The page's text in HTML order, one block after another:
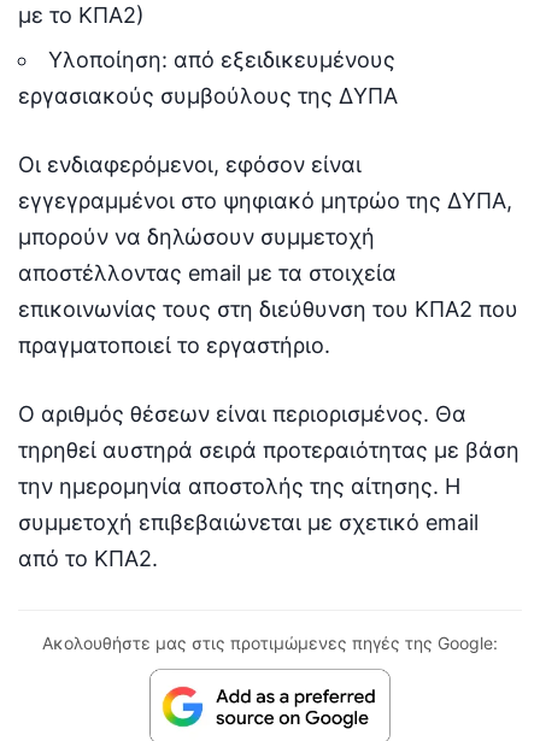
με το ΚΠΑ2)
Υλοποίηση: από εξειδικευμένους
εργασιακούς συμβούλους της ΔΥΠΑ
Οι ενδιαφερόμενοι, εφόσον είναι
εγγεγραμμένοι στο ψηφιακό μητρώο της ΔΥΠΑ,
μπορούν να δηλώσουν συμμετοχή
αποστέλλοντας email με τα στοιχεία
επικοινωνίας τους στη διεύθυνση του ΚΠΑ2 που
πραγματοποιεί το εργαστήριο.
Ο αριθμός θέσεων είναι περιορισμένος. Θα
τηρηθεί αυστηρά σειρά προτεραιότητας με βάση
την ημερομηνία αποστολής της αίτησης. Η
συμμετοχή επιβεβαιώνεται με σχετικό email
από το ΚΠΑ2.
Ακολουθήστε μας στις προτιμώμενες πηγές της Google: